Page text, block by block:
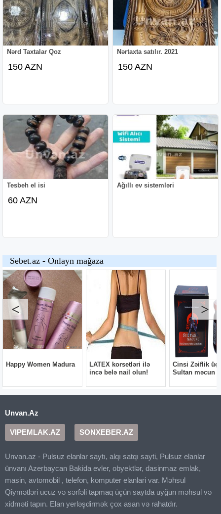
Nərd Taxtalar Qoz
150 AZN
Nərtaxta satılır. 2021
150 AZN
Tesbeh el isi
60 AZN
Ağıllı ev sistemləri
Unvan.Az
VIPEMLAK.AZ SONXEBER.AZ
Unvan.az - Pulsuz elanlar saytı, alqı satqı sayti, Pulsuz elanlar
ünvanı Azerbaycan Bakida evler, obyektlər, dasinmaz emlak,
masin, avtomobil , telefon, komputer elanlari var. Məhsul
Qiymətləri ucuz və sərfəli tapmaq üçün saytda uyğun məhsul və
xidməti tapın. Elan yerləşdirmək çox asan və rahatdır.